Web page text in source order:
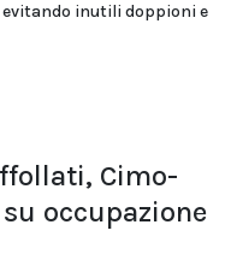
inutili doppioni e
Cimo-
occupazione